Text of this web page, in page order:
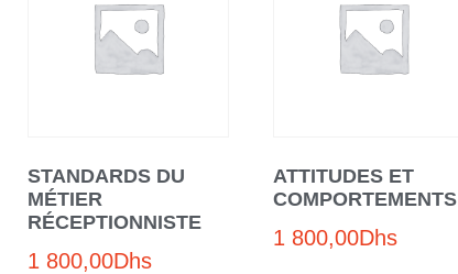
STANDARDS DU
MÉTIER
RÉCEPTIONNISTE
1 800,00Dhs
ATTITUDES ET
COMPORTEMENTS
1 800,00Dhs